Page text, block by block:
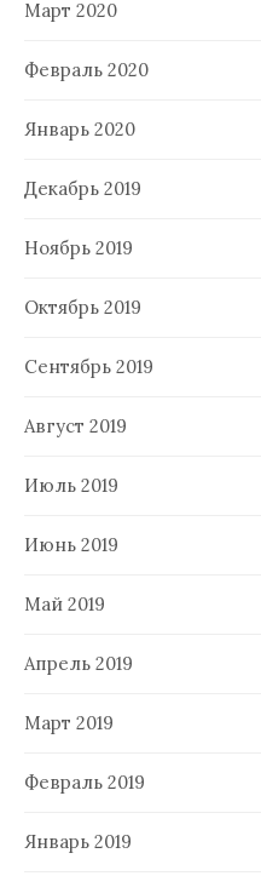
Март 2020
Февраль 2020
Январь 2020
Декабрь 2019
Ноябрь 2019
Октябрь 2019
Сентябрь 2019
Август 2019
Июль 2019
Июнь 2019
Май 2019
Апрель 2019
Март 2019
Февраль 2019
Январь 2019